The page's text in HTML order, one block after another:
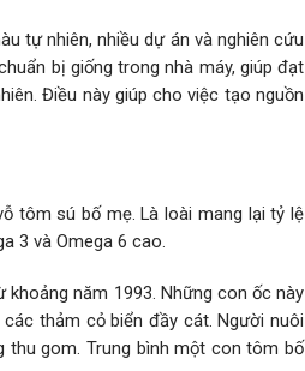
tự nhiên, nhiều dự án và nghiên cứu
bị giống trong nhà máy, giúp đạt
Điều này giúp cho việc tạo nguồn
tôm sú bố mẹ. Là loài mang lại tỷ lệ
3 và Omega 6 cao.
năm 1993. Những con ốc này
thảm cỏ biển đầy cát. Người nuôi
thu gom. Trung bình một con tôm bố